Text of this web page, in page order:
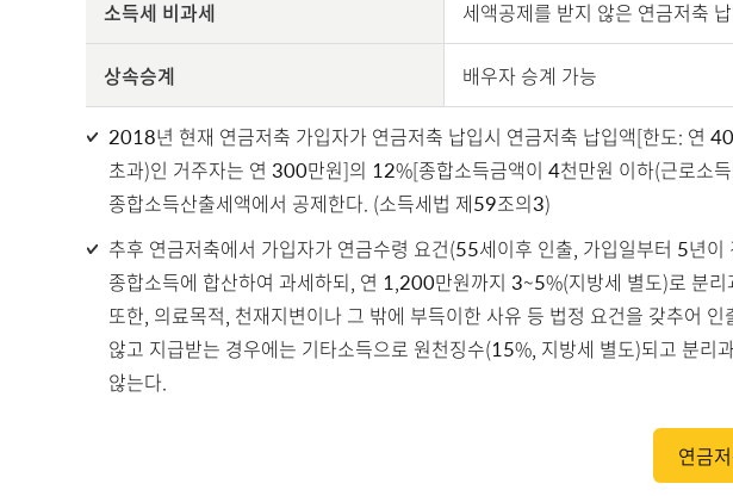
소득세 비과세 세액공제를 받지 않은 연금저축
상속승계 배우자 승계 가능
2018년 현재 연금저축 가입자가 연금저축 납입시 연금저축 납입액[한도: 연
초과)인 거주자는 연 300만원]의 12%[종합소득금액이 4천만원 이하(근로소
종합소득산출세액에서 공제한다. (소득세법 제59조의3)
추후 연금저축에서 가입자가 연금수령 요건(55세이후 인출, 가입일부터 5년
종합소득에 합산하여 과세하되, 연 1,200만원까지 3~5%(지방세 별도)로 분리
또한, 의료목적, 천재지변이나 그 밖에 부득이한 사유 등 법정 요건을 갖추어
않고 지급받는 경우에는 기타소득으로 원천징수(15%, 지방세 별도)되고 분
않는다.
연금